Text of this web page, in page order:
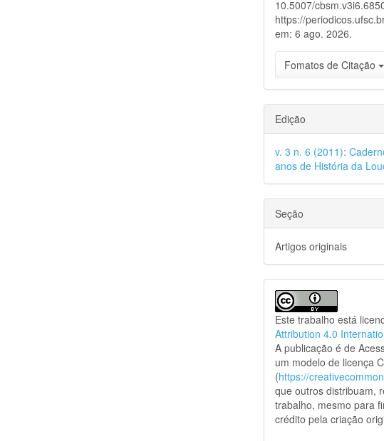
10.5007/
https://
em: 6 ago. 2026.
Fomatos de Citação
Edição
v. 3 n. 6 (2011):
anos de História da
Seção
Artigos originais
Este trabalho está
Attribution 4.0
A publicação é de
um modelo de licença
(https://
que outros distribuam,
trabalho, mesmo para
crédito pela criação